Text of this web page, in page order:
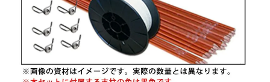
サーカメラ）
屋外防犯・監視カメ
（SDカード録画）
ICT・IoT機器（捕獲通
知・遠隔監視）
くくり罠（イノシシ・
シカ等）
苗木食害防止材